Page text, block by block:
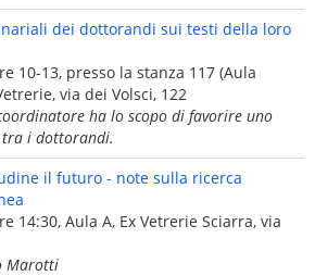
dei dottorandi sui testi della loro
10-13, presso la stanza 117 (Aula
via dei Volsci, 122
ha lo scopo di favorire uno
tra i dottorandi.
il futuro - note sulla ricerca
14:30, Aula A, Ex Vetrerie Sciarra, via
Marotti